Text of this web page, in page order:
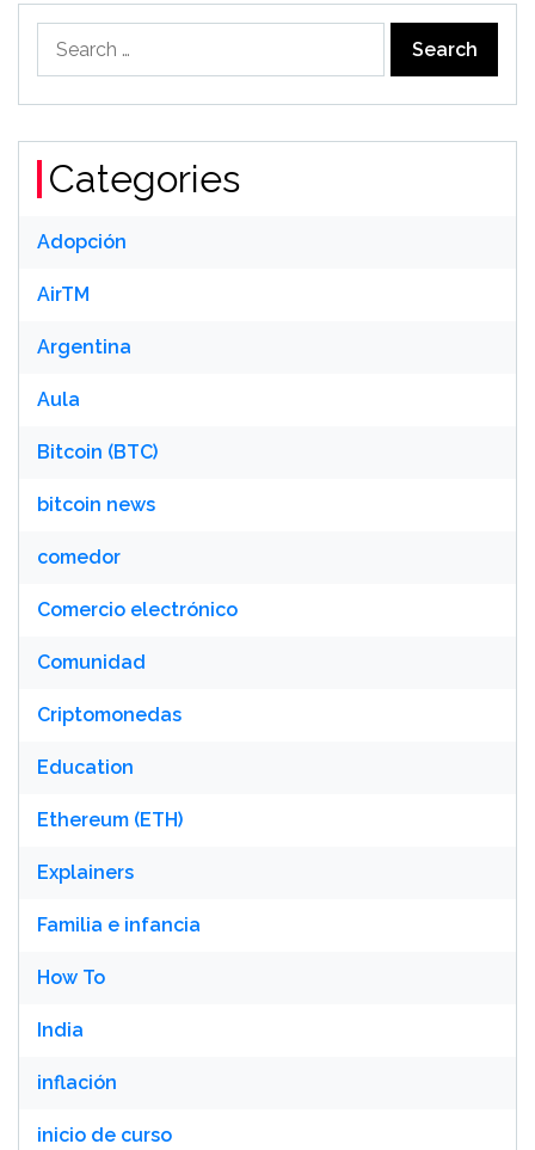
for:
Categories
Adopción
AirTM
Argentina
Aula
Bitcoin (BTC)
bitcoin news
comedor
Comercio electrónico
Comunidad
Criptomonedas
Education
Ethereum (ETH)
Explainers
Familia e infancia
How To
India
inflación
inicio de curso